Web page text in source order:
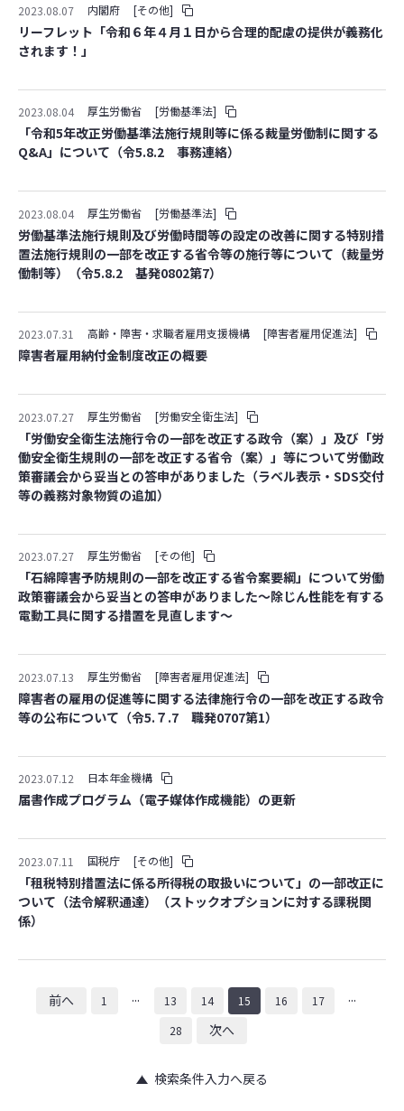
2023.08.07 内閣府 [その他]
リーフレット「令和６年４月１日から合理的配慮の提供が義務化
されます！」
2023.08.04 厚生労働省 [労働基準法]
「令和5年改正労働基準法施行規則等に係る裁量労働制に関する
Q&A」について（令5.8.2 事務連絡）
2023.08.04 厚生労働省 [労働基準法]
労働基準法施行規則及び労働時間等の設定の改善に関する特別措
置法施行規則の一部を改正する省令等の施行等について（裁量労
働制等）（令5.8.2 基発0802第7）
2023.07.31 高齢・障害・求職者雇用支援機構 [障害者雇用促進法]
障害者雇用納付金制度改正の概要
2023.07.27 厚生労働省 [労働安全衛生法]
「労働安全衛生法施行令の一部を改正する政令（案）」及び「労
働安全衛生規則の一部を改正する省令（案）」等について労働政
策審議会から妥当との答申がありました（ラベル表示・SDS交付
等の義務対象物質の追加）
2023.07.27 厚生労働省 [その他]
「石綿障害予防規則の一部を改正する省令案要綱」について労働
政策審議会から妥当との答申がありました～除じん性能を有する
電動工具に関する措置を見直します～
2023.07.13 厚生労働省 [障害者雇用促進法]
障害者の雇用の促進等に関する法律施行令の一部を改正する政令
等の公布について（令5.７.7 職発0707第1）
2023.07.12 日本年金機構
届書作成プログラム（電子媒体作成機能）の更新
2023.07.11 国税庁 [その他]
「租税特別措置法に係る所得税の取扱いについて」の一部改正に
ついて（法令解釈通達）（ストックオプションに対する課税関
係）
前へ 1 ... 13 14 15 16 17 ...
28 次へ
検索条件入力へ戻る